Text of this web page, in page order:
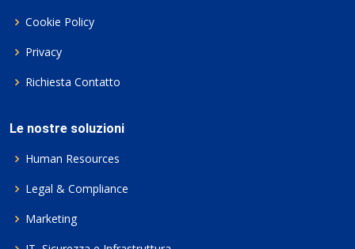
Cookie Policy
Privacy
Richiesta Contatto
Le nostre soluzioni
Human Resources
Legal & Compliance
Marketing